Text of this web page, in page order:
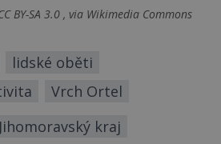
BY-SA 3.0 , via Wikimedia Commons
lidské oběti
Vrch Ortel
Jihomoravský kraj